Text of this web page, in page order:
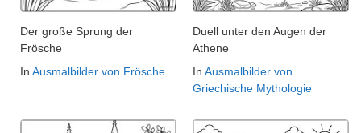
Der große Sprung der
Frösche
In Ausmalbilder von Frösche
Duell unter den Augen der
Athene
In Ausmalbilder von
Griechische Mythologie